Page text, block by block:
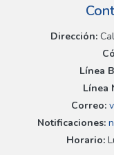
Dirección:
Línea
Línea
Correo:
Notificaciones:
Horario: